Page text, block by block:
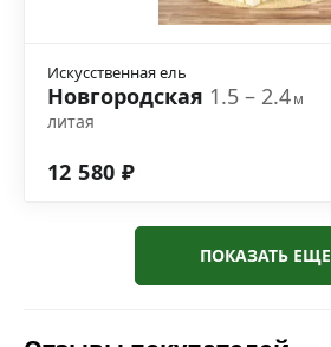
Искусственная ель
Новгородская 1.5 – 2.4м
литая
12 580 ₽
ПОКАЗАТЬ ЕЩЕ